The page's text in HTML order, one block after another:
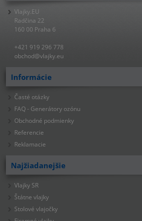
Vlajky.EU
Radčina 22
160 00 Praha 6
+421 919 296 778
obchod@vlajky.eu
Informácie
Časté otázky
FAQ - Generátory ozónu
Obchodné podmienky
Referencie
Reklamacie
Najžiadanejšie
Vlajky SR
Štátne vlajky
Stolové vlajočky